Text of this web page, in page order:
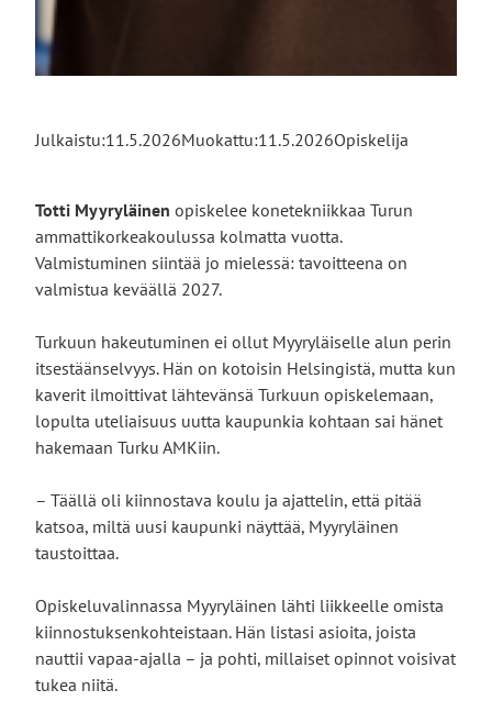
Julkaistu:11.5.2026Muokattu:11.5.2026Opiskelija
Totti Myyryläinen opiskelee konetekniikkaa Turun
ammattikorkeakoulussa kolmatta vuotta.
Valmistuminen siintää jo mielessä: tavoitteena on
valmistua keväällä 2027.
Turkuun hakeutuminen ei ollut Myyryläiselle alun perin
itsestäänselvyys. Hän on kotoisin Helsingistä, mutta kun
kaverit ilmoittivat lähtevänsä Turkuun opiskelemaan,
lopulta uteliaisuus uutta kaupunkia kohtaan sai hänet
hakemaan Turku AMKiin.
– Täällä oli kiinnostava koulu ja ajattelin, että pitää
katsoa, miltä uusi kaupunki näyttää, Myyryläinen
taustoittaa.
Opiskeluvalinnassa Myyryläinen lähti liikkeelle omista
kiinnostuksenkohteistaan. Hän listasi asioita, joista
nauttii vapaa-ajalla – ja pohti, millaiset opinnot voisivat
tukea niitä.